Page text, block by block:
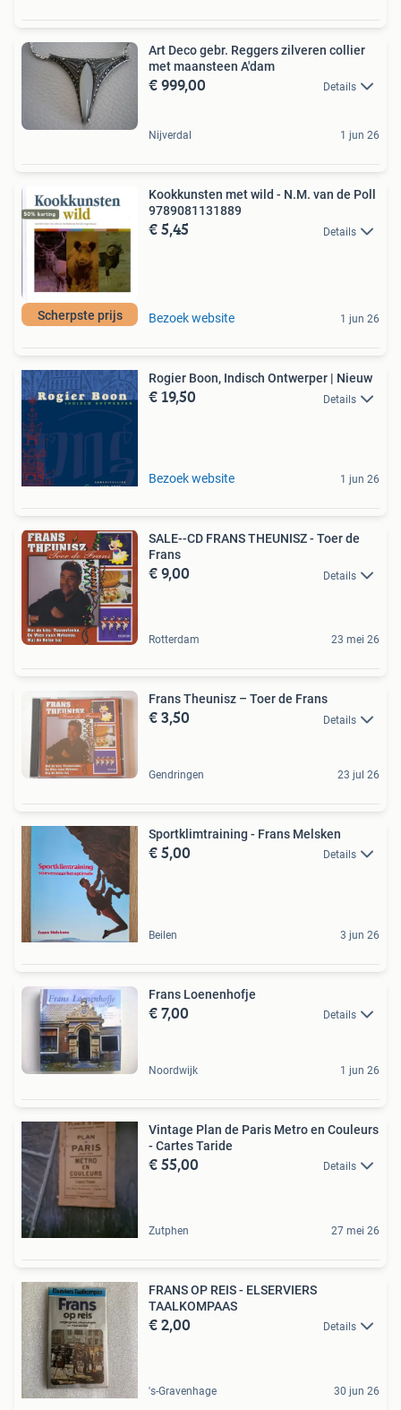
Art Deco gebr. Reggers zilveren collier
met maansteen A'dam
€ 999,00 Details
Nijverdal 1 jun 26
Scherpste prijs
Kookkunsten met wild - N.M. van de Poll
9789081131889
€ 5,45 Details
Bezoek website 1 jun 26
Rogier Boon, Indisch Ontwerper | Nieuw
€ 19,50 Details
Bezoek website 1 jun 26
SALE--CD FRANS THEUNISZ - Toer de
Frans
€ 9,00 Details
Rotterdam 23 mei 26
Frans Theunisz – Toer de Frans
€ 3,50 Details
Gendringen 23 jul 26
Sportklimtraining - Frans Melsken
€ 5,00 Details
Beilen 3 jun 26
Frans Loenenhofje
€ 7,00 Details
Noordwijk 1 jun 26
Vintage Plan de Paris Metro en Couleurs
- Cartes Taride
€ 55,00 Details
Zutphen 27 mei 26
FRANS OP REIS - ELSERVIERS
TAALKOMPAAS
€ 2,00 Details
's-Gravenhage 30 jun 26